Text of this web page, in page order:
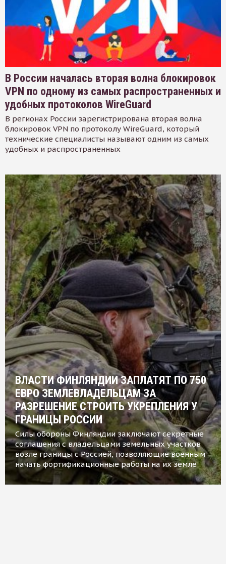
В России началась вторая волна блокировок
VPN по одному из самых распространенных и
удобных протоколов WireGuard
В регионах России зарегистрирована вторая волна
блокировок VPN по протоколу WireGuard, который
технические специалисты называют одним из самых
удобных и распространенных
ВЛАСТИ ФИНЛЯНДИИ ЗАПЛАТЯТ ПО 750
ЕВРО ЗЕМЛЕВЛАДЕЛЬЦАМ ЗА
РАЗРЕШЕНИЕ СТРОИТЬ УКРЕПЛЕНИЯ У
ГРАНИЦЫ РОССИИ
Силы обороны Финляндии заключают секретные
соглашения с владельцами земельных участков
возле границы с Россией, позволяющие военным
начать фортификационные работы на их земле